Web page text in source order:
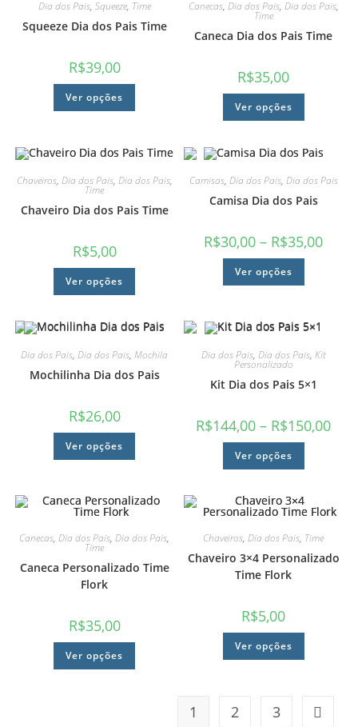
Dia dos Pais, Squeeze, Time
Squeeze Dia dos Pais Time
R$39,00
Ver opções
Canecas, Dia dos Pais, Dia dos Pais,
Time
Caneca Dia dos Pais Time
R$35,00
Ver opções
Chaveiros, Dia dos Pais, Dia dos Pais,
Time
Chaveiro Dia dos Pais Time
R$5,00
Ver opções
Camisas, Dia dos Pais, Dia dos Pais
Camisa Dia dos Pais
R$30,00 – R$35,00
Ver opções
Dia dos Pais,Dia dos Pais,Mochila
Mochilinha Dia dos Pais
R$26,00
Ver opções
Dia dos Pais, Dia dos Pais, Kit
Personalizado
Kit Dia dos Pais 5×1
R$144,00 – R$150,00
Ver opções
Canecas,Dia dos Pais,Dia dos Pais,
Time
Caneca Personalizado Time
Flork
R$35,00
Ver opções
Chaveiros,Dia dos Pais, Time
Chaveiro 3×4 Personalizado
Time Flork
R$5,00
Ver opções
1 2 3